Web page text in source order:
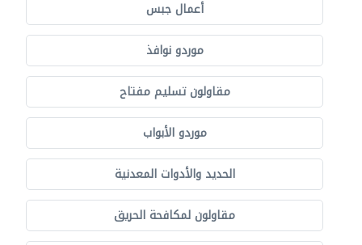
أعمال جبس
موردو نوافذ
مقاولون تسليم مفتاح
موردو الأبواب
الحديد والأدوات المعدنية
مقاولون لمكافحة الحريق